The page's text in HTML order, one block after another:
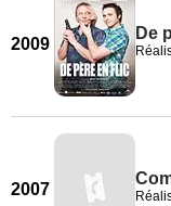
2009
De
2007